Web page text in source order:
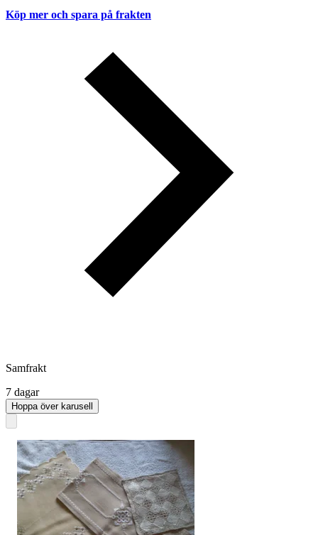
Köp mer och spara på frakten
Samfrakt
7 dagar
Hoppa över karusell